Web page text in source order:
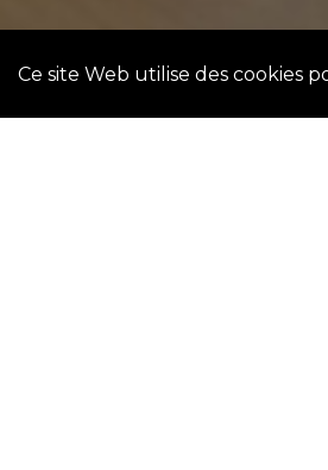
Ce site Web utilise des cookies